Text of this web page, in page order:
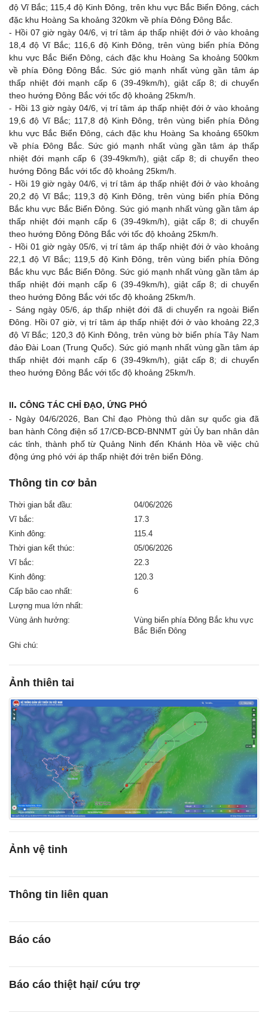
độ Vĩ Bắc; 115,4 độ Kinh Đông, trên khu vực Bắc Biển Đông, cách
đặc khu Hoàng Sa khoảng 320km về phía Đông Đông Bắc.
- Hồi 07 giờ ngày 04/6, vị trí tâm áp thấp nhiệt đới ở vào khoảng
18,4 độ Vĩ Bắc; 116,6 độ Kinh Đông, trên vùng biển phía Đông
khu vực Bắc Biển Đông, cách đặc khu Hoàng Sa khoảng 500km
về phía Đông Đông Bắc. Sức gió mạnh nhất vùng gần tâm áp
thấp nhiệt đới mạnh cấp 6 (39-49km/h), giật cấp 8; di chuyển
theo hướng Đông Bắc với tốc độ khoảng 25km/h.​
- Hồi 13 giờ ngày 04/6, vị trí tâm áp thấp nhiệt đới ở vào khoảng
19,6 độ Vĩ Bắc; 117,8 độ Kinh Đông, trên vùng biển phía Đông
khu vực Bắc Biển Đông, cách đặc khu Hoàng Sa khoảng 650km
về phía Đông Bắc. Sức gió mạnh nhất vùng gần tâm áp thấp
nhiệt đới mạnh cấp 6 (39-49km/h), giật cấp 8; di chuyển theo
hướng Đông Bắc với tốc độ khoảng 25km/h.
- Hồi 19 giờ ngày 04/6, vị trí tâm áp thấp nhiệt đới ở vào khoảng
20,2 độ Vĩ Bắc; 119,3 độ Kinh Đông, trên vùng biển phía Đông
Bắc khu vực Bắc Biển Đông. Sức gió mạnh nhất vùng gần tâm áp
thấp nhiệt đới mạnh cấp 6 (39-49km/h), giật cấp 8; di chuyển
theo hướng Đông Đông Bắc với tốc độ khoảng 25km/h.
- Hồi 01 giờ ngày 05/6, vị trí tâm áp thấp nhiệt đới ở vào khoảng
22,1 độ Vĩ Bắc; 119,5 độ Kinh Đông, trên vùng biển phía Đông
Bắc khu vực Bắc Biển Đông. Sức gió mạnh nhất vùng gần tâm áp
thấp nhiệt đới mạnh cấp 6 (39-49km/h), giật cấp 8; di chuyển
theo hướng Đông Bắc với tốc độ khoảng 25km/h.
- Sáng ngày 05/6, áp thấp nhiệt đới đã di chuyển ra ngoài Biển
Đông. Hồi 07 giờ, vị trí tâm áp thấp nhiệt đới ở vào khoảng 22,3
độ Vĩ Bắc; 120,3 độ Kinh Đông, trên vùng bờ biển phía Tây Nam
đảo Đài Loan (Trung Quốc). Sức gió mạnh nhất vùng gần tâm áp
thấp nhiệt đới mạnh cấp 6 (39-49km/h), giật cấp 8; di chuyển
theo hướng Đông Bắc với tốc độ khoảng 25km/h.
II. CÔNG TÁC CHỈ ĐẠO, ỨNG PHÓ
- Ngày 04/6/2026, Ban Chỉ đạo Phòng thủ dân sự quốc gia đã
ban hành Công điện số 17/CĐ-BCĐ-BNNMT gửi Ủy ban nhân dân
các tỉnh, thành phố từ Quảng Ninh đến Khánh Hòa về việc chủ
động ứng phó với áp thấp nhiệt đới trên biển Đông.
Thông tin cơ bản
Thời gian bắt đầu:
04/06/2026
Vĩ bắc:
17.3
Kinh đông:
115.4
Thời gian kết thúc:
05/06/2026
Vĩ bắc:
22.3
Kinh đông:
120.3
Cấp bão cao nhất:
6
Lượng mua lớn nhất:
Vùng ảnh hưởng:
Vùng biển phía Đông Bắc khu vực
Bắc Biển Đông
Ghi chú:
Ảnh thiên tai
Ảnh vệ tinh
Thông tin liên quan
Báo cáo
Báo cáo thiệt hại/ cứu trợ